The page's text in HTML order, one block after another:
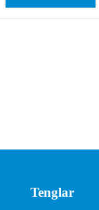
Tenglar